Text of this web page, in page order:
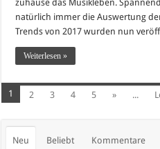
zuhause das Musikleben.
natürlich immer die Auswertung
Trends von 2017 wurden nun
Weiterlesen »
1 2 3 4 5 » ...
Neu Beliebt Kommentare